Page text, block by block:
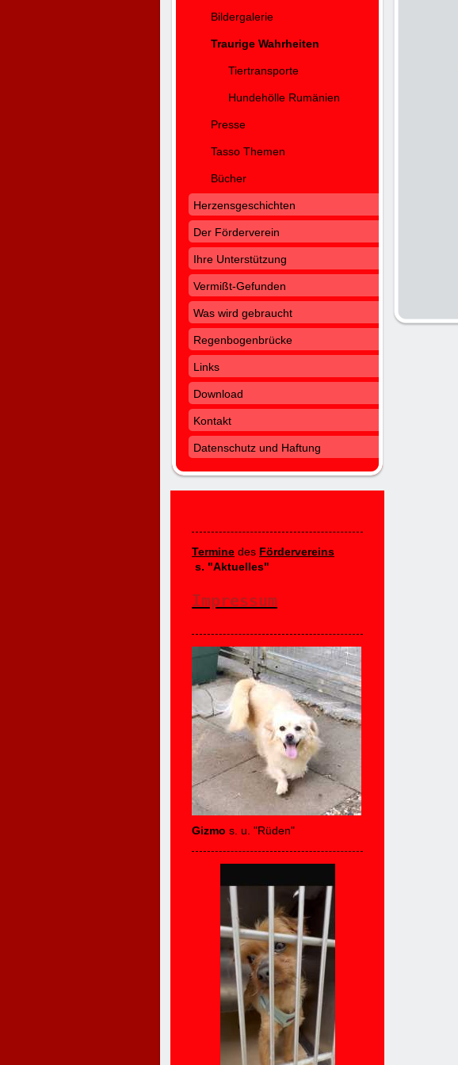
Bildergalerie
Traurige Wahrheiten
Tiertransporte
Hundehölle Rumänien
Presse
Tasso Themen
Bücher
Herzensgeschichten
Der Förderverein
Ihre Unterstützung
Vermißt-Gefunden
Was wird gebraucht
Regenbogenbrücke
Links
Download
Kontakt
Datenschutz und Haftung
Termine des Fördervereins
s. "Aktuelles"
Impressum
Gizmo s. u. "Rüden"